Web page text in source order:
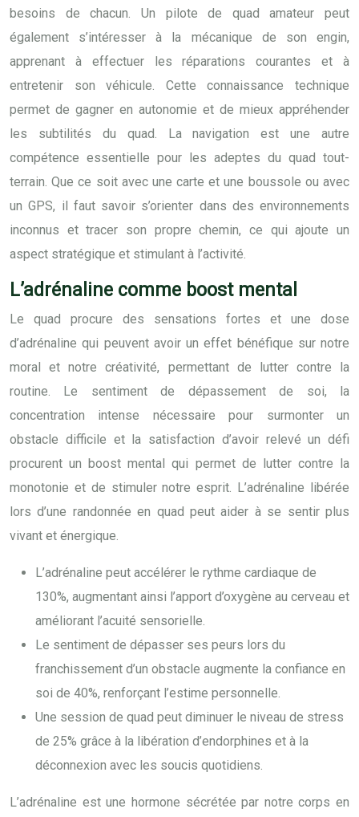
besoins de chacun. Un pilote de quad amateur peut
également s’intéresser à la mécanique de son engin,
apprenant à effectuer les réparations courantes et à
entretenir son véhicule. Cette connaissance technique
permet de gagner en autonomie et de mieux appréhender
les subtilités du quad. La navigation est une autre
compétence essentielle pour les adeptes du quad tout-
terrain. Que ce soit avec une carte et une boussole ou avec
un GPS, il faut savoir s’orienter dans des environnements
inconnus et tracer son propre chemin, ce qui ajoute un
aspect stratégique et stimulant à l’activité.
L’adrénaline comme boost mental
Le quad procure des sensations fortes et une dose
d’adrénaline qui peuvent avoir un effet bénéfique sur notre
moral et notre créativité, permettant de lutter contre la
routine. Le sentiment de dépassement de soi, la
concentration intense nécessaire pour surmonter un
obstacle difficile et la satisfaction d’avoir relevé un défi
procurent un boost mental qui permet de lutter contre la
monotonie et de stimuler notre esprit. L’adrénaline libérée
lors d’une randonnée en quad peut aider à se sentir plus
vivant et énergique.
L’adrénaline peut accélérer le rythme cardiaque de
130%, augmentant ainsi l’apport d’oxygène au cerveau et
améliorant l’acuité sensorielle.
Le sentiment de dépasser ses peurs lors du
franchissement d’un obstacle augmente la confiance en
soi de 40%, renforçant l’estime personnelle.
Une session de quad peut diminuer le niveau de stress
de 25% grâce à la libération d’endorphines et à la
déconnexion avec les soucis quotidiens.
L’adrénaline est une hormone sécrétée par notre corps en